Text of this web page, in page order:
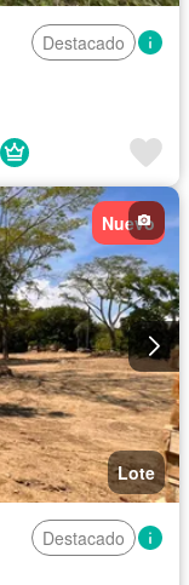
Destacado
Nuevo
Lote
Destacado